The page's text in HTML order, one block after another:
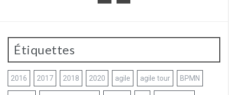
Étiquettes
2016 2017 2018 2020 agile agile tour BPMN